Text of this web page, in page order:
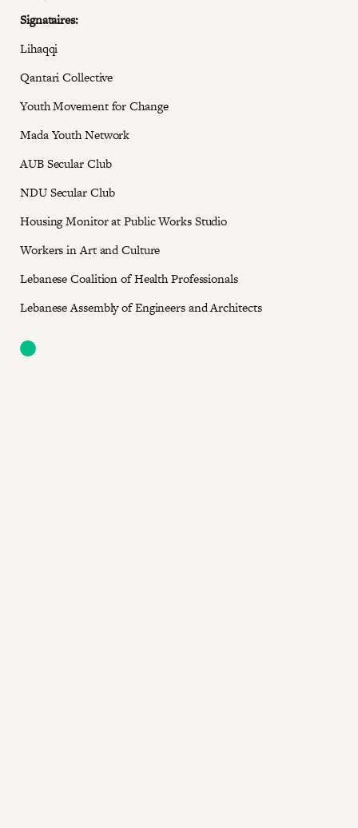
Signataires:
Lihaqqi
Qantari Collective
Youth Movement for Change
Mada Youth Network
AUB Secular Club
NDU Secular Club
Housing Monitor at Public Works Studio
Workers in Art and Culture
Lebanese Coalition of Health Professionals
Lebanese Assembly of Engineers and Architects